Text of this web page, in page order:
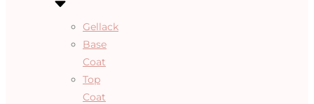
Gellack
Base
Coat
Top
Coat